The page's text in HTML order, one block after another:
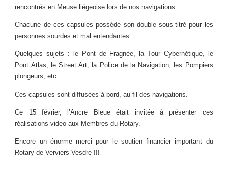
rencontrés en Meuse liégeoise lors de nos navigations.
Chacune de ces capsules possède son double sous-titré pour les
personnes sourdes et mal entendantes.
Quelques sujets : le Pont de Fragnée, la Tour Cybernétique, le
Pont Atlas, le Street Art, la Police de la Navigation, les Pompiers
plongeurs, etc…
Ces capsules sont diffusées à bord, au fil des navigations.
Ce 15 février, l’Ancre Bleue était invitée à présenter ces
réalisations video aux Membres du Rotary.
Encore un énorme merci pour le soutien financier important du
Rotary de Verviers Vesdre !!!